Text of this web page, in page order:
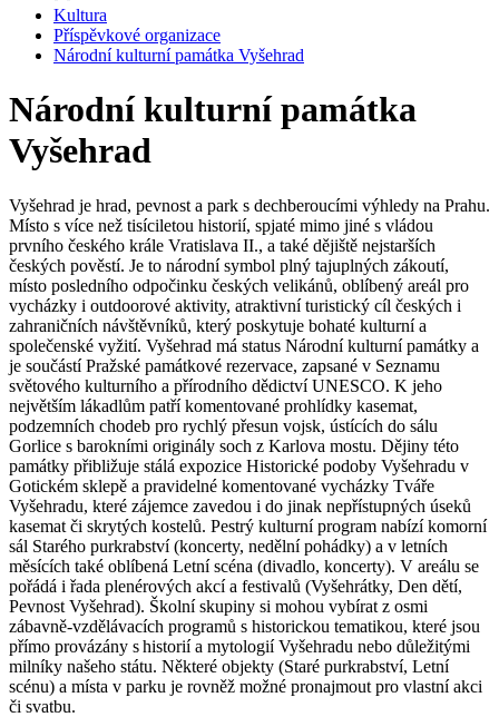
Kultura
Příspěvkové organizace
Národní kulturní památka Vyšehrad
Národní kulturní památka
Vyšehrad
Vyšehrad je hrad, pevnost a park s dechberoucími výhledy na Prahu.
Místo s více než tisíciletou historií, spjaté mimo jiné s vládou
prvního českého krále Vratislava II., a také dějiště nejstarších
českých pověstí. Je to národní symbol plný tajuplných zákoutí,
místo posledního odpočinku českých velikánů, oblíbený areál pro
vycházky i outdoorové aktivity, atraktivní turistický cíl českých i
zahraničních návštěvníků, který poskytuje bohaté kulturní a
společenské vyžití. Vyšehrad má status Národní kulturní památky a
je součástí Pražské památkové rezervace, zapsané v Seznamu
světového kulturního a přírodního dědictví UNESCO. K jeho
největším lákadlům patří komentované prohlídky kasemat,
podzemních chodeb pro rychlý přesun vojsk, ústících do sálu
Gorlice s barokními originály soch z Karlova mostu. Dějiny této
památky přibližuje stálá expozice Historické podoby Vyšehradu v
Gotickém sklepě a pravidelné komentované vycházky Tváře
Vyšehradu, které zájemce zavedou i do jinak nepřístupných úseků
kasemat či skrytých kostelů. Pestrý kulturní program nabízí komorní
sál Starého purkrabství (koncerty, nedělní pohádky) a v letních
měsících také oblíbená Letní scéna (divadlo, koncerty). V areálu se
pořádá i řada plenérových akcí a festivalů (Vyšehrátky, Den dětí,
Pevnost Vyšehrad). Školní skupiny si mohou vybírat z osmi
zábavně-vzdělávacích programů s historickou tematikou, které jsou
přímo provázány s historií a mytologií Vyšehradu nebo důležitými
milníky našeho státu. Některé objekty (Staré purkrabství, Letní
scénu) a místa v parku je rovněž možné pronajmout pro vlastní akci
či svatbu.